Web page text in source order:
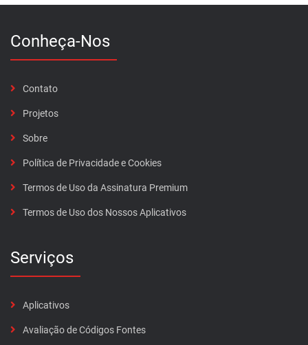
Conheça-Nos
Contato
Projetos
Sobre
Política de Privacidade e Cookies
Termos de Uso da Assinatura Premium
Termos de Uso dos Nossos Aplicativos
Serviços
Aplicativos
Avaliação de Códigos Fontes